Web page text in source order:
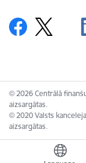
© 2026 Centrālā
aizsargātas.
© 2020 Valsts
aizsargātas.